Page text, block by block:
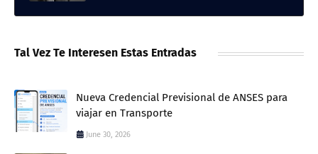
Tal Vez Te Interesen Estas Entradas
Nueva Credencial Previsional de ANSES para
viajar en Transporte
June 30, 2026